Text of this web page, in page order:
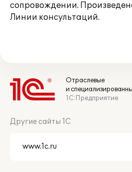
сопровождении.
Линии консультаций.
Отраслевые
и
1С:Предприятие
Другие сайты 1С